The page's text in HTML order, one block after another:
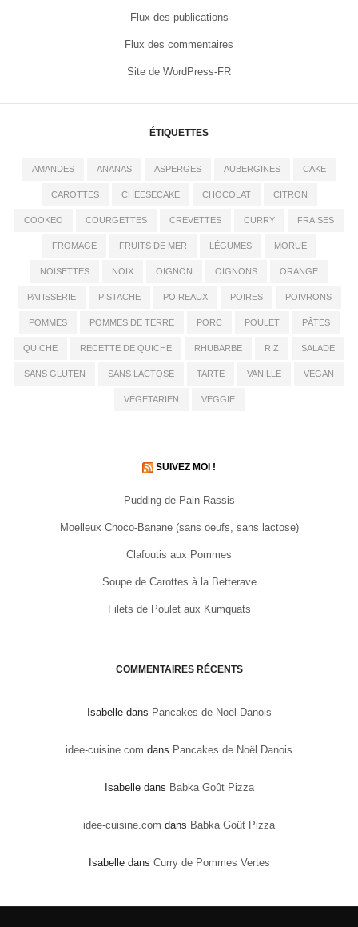
Flux des publications
Flux des commentaires
Site de WordPress-FR
ÉTIQUETTES
AMANDES ANANAS ASPERGES AUBERGINES CAKE
CAROTTES CHEESECAKE CHOCOLAT CITRON
COOKEO COURGETTES CREVETTES CURRY FRAISES
FROMAGE FRUITS DE MER LÉGUMES MORUE
NOISETTES NOIX OIGNON OIGNONS ORANGE
PATISSERIE PISTACHE POIREAUX POIRES POIVRONS
POMMES POMMES DE TERRE PORC POULET PÂTES
QUICHE RECETTE DE QUICHE RHUBARBE RIZ SALADE
SANS GLUTEN SANS LACTOSE TARTE VANILLE VEGAN
VEGETARIEN VEGGIE
SUIVEZ MOI !
Pudding de Pain Rassis
Moelleux Choco-Banane (sans oeufs, sans lactose)
Clafoutis aux Pommes
Soupe de Carottes à la Betterave
Filets de Poulet aux Kumquats
COMMENTAIRES RÉCENTS
Isabelledans Pancakes de Noël Danois
idee-cuisine.com dans Pancakes de Noël Danois
Isabelledans Babka Goût Pizza
idee-cuisine.com dans Babka Goût Pizza
Isabelledans Curry de Pommes Vertes